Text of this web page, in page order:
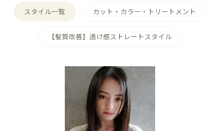
スタイル一覧 カット・カラー・トリートメント
【髪質改善】透け感ストレートスタイル